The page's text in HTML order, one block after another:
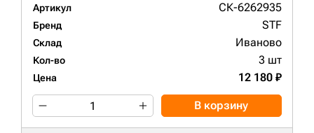
Артикул СК-6262935
Бренд STF
Склад Иваново
Кол-во 3 шт
Цена 12 180 ₽
В корзину